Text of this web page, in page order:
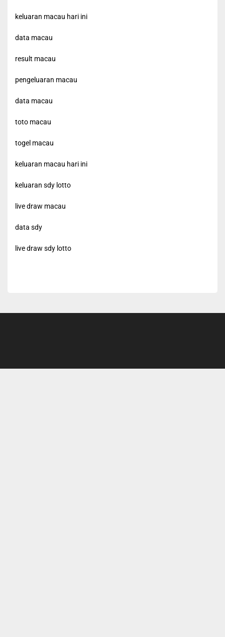
keluaran macau hari ini
data macau
result macau
pengeluaran macau
data macau
toto macau
togel macau
keluaran macau hari ini
keluaran sdy lotto
live draw macau
data sdy
live draw sdy lotto